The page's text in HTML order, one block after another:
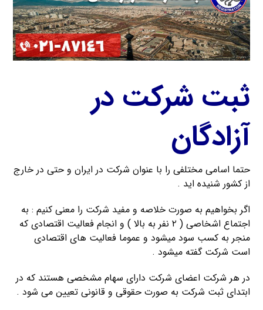
ثبت شرکت در
آزادگان
حتما اسامی مختلفی را با عنوان شرکت در ایران و حتی در خارج
از کشور شنیده اید .
اگر بخواهیم به صورت خلاصه و مفید شرکت را معنی کنیم : به
اجتماع اشخاصی ( ۲ نفر به بالا ) و انجام فعالیت اقتصادی که
منجر به کسب سود میشود و عموما فعالیت های اقتصادی
است شرکت گفته میشود .
در هر شرکت اعضای شرکت دارای سهام مشخصی هستند که در
ابتدای ثبت شرکت به صورت حقوقی و قانونی تعیین می شود .